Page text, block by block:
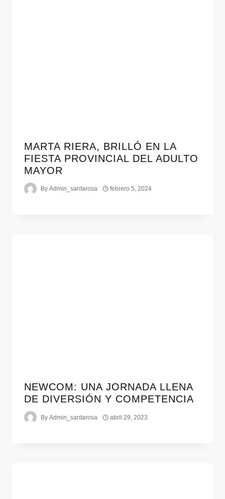
MARTA RIERA, BRILLÓ EN LA
FIESTA PROVINCIAL DEL ADULTO
MAYOR
By Admin_santarosa febrero 5, 2024
NEWCOM: UNA JORNADA LLENA
DE DIVERSIÓN Y COMPETENCIA
By Admin_santarosa abril 29, 2023